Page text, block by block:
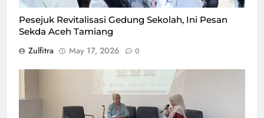
Pesejuk Revitalisasi Gedung Sekolah, Ini Pesan
Sekda Aceh Tamiang
Zulfitra May 17, 2026 0
Motivator sekaligus penggiat pelestarian budaya, Indra
Tjahjani dalam Kelas Literasi Budaya Nusantara, di
Perpustakaan Nasional, Selasa (12/5)/Foto Fifi